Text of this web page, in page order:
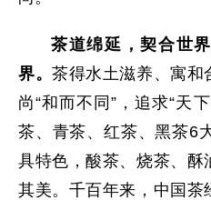
茶道绵延，契合世
界。茶得水土滋养、寓和
尚“和而不同”，追求“天
茶、青茶、红茶、黑茶6
具特色，酸茶、烧茶、酥
其美。千百年来，中国茶